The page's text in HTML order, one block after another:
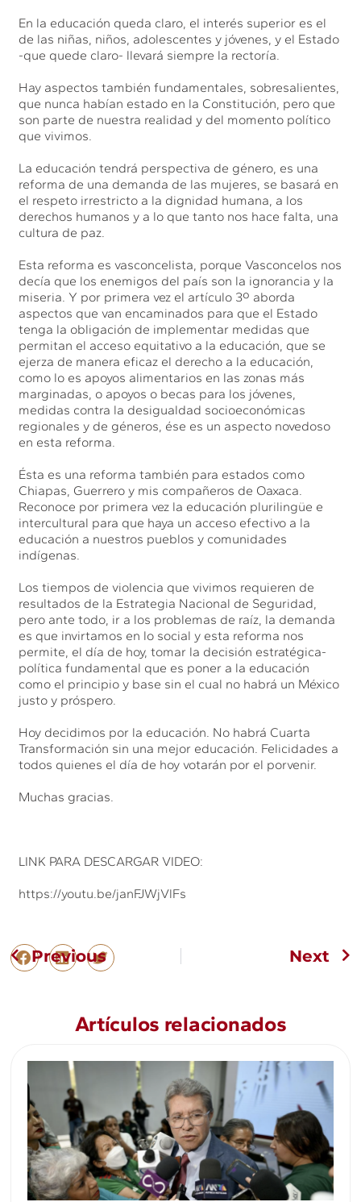
En la educación queda claro, el interés superior es el
de las niñas, niños, adolescentes y jóvenes, y el Estado
-que quede claro- llevará siempre la rectoría.
Hay aspectos también fundamentales, sobresalientes,
que nunca habían estado en la Constitución, pero que
son parte de nuestra realidad y del momento político
que vivimos.
La educación tendrá perspectiva de género, es una
reforma de una demanda de las mujeres, se basará en
el respeto irrestricto a la dignidad humana, a los
derechos humanos y a lo que tanto nos hace falta, una
cultura de paz.
Esta reforma es vasconcelista, porque Vasconcelos nos
decía que los enemigos del país son la ignorancia y la
miseria. Y por primera vez el artículo 3º aborda
aspectos que van encaminados para que el Estado
tenga la obligación de implementar medidas que
permitan el acceso equitativo a la educación, que se
ejerza de manera eficaz el derecho a la educación,
como lo es apoyos alimentarios en las zonas más
marginadas, o apoyos o becas para los jóvenes,
medidas contra la desigualdad socioeconómicas
regionales y de géneros, ése es un aspecto novedoso
en esta reforma.
Ésta es una reforma también para estados como
Chiapas, Guerrero y mis compañeros de Oaxaca.
Reconoce por primera vez la educación plurilingüe e
intercultural para que haya un acceso efectivo a la
educación a nuestros pueblos y comunidades
indígenas.
Los tiempos de violencia que vivimos requieren de
resultados de la Estrategia Nacional de Seguridad,
pero ante todo, ir a los problemas de raíz, la demanda
es que invirtamos en lo social y esta reforma nos
permite, el día de hoy, tomar la decisión estratégica-
política fundamental que es poner a la educación
como el principio y base sin el cual no habrá un México
justo y próspero.
Hoy decidimos por la educación. No habrá Cuarta
Transformación sin una mejor educación. Felicidades a
todos quienes el día de hoy votarán por el porvenir.
Muchas gracias.
LINK PARA DESCARGAR VIDEO:
https://youtu.be/janFJWjVlFs
Previous Next
Artículos relacionados